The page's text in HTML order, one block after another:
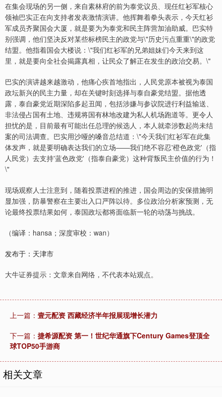
在集会现场的另一侧，来自素林府的前为泰党议员、现任红衫军核心
领袖巴实正在向支持者发表激情演讲。他挥舞着拳头表示，今天红衫
军成员齐聚国会大厦，就是要为为泰党和民主阵营加油助威。巴实特
别强调，他们坚决反对某些标榜民主的政党与\"历史污点重重\"的政党
结盟。他指着国会大楼说：\"我们红衫军的兄弟姐妹们今天来到这
里，就是要向全社会揭露真相，让民众了解正在发生的政治交易。\"
巴实的演讲越来越激动，他痛心疾首地指出，人民党原本被视为泰国
政坛新兴的民主力量，却在关键时刻选择与泰自豪党结盟。据他透
露，泰自豪党近期深陷多起丑闻，包括涉嫌与参议院进行利益输送、
非法侵占国有土地、违规将国有林地改建为私人机场跑道等。更令人
担忧的是，目前最有可能出任总理的候选人，本人就牵涉数起尚未结
案的司法调查。巴实用沙哑的嗓音总结道：\"今天我们红衫军在此集
体发声，就是要明确表达我们的立场——我们绝不容忍'橙色政党'（指
人民党）去支持'蓝色政党'（指泰自豪党）这种背叛民主价值的行为！
\"
现场观察人士注意到，随着投票进程的推进，国会周边的安保措施明
显加强，防暴警察在主要出入口严阵以待。多位政治分析家预测，无
论最终投票结果如何，泰国政坛都将面临新一轮的动荡与挑战。
（编译：hansa；深度审校：wan）
发布于：天津市
大牛证券提示：文章来自网络，不代表本站观点。
上一篇： 壹元配资 西藏经济半年报展现增长潜力
下一篇： 捷希源配资 第一！世纪华通旗下Century Games登顶全
球TOP50手游商
相关文章